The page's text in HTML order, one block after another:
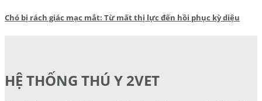
Chó bị rách giác mạc mắt: Từ mất thị lực đến hồi phục kỳ diệu
HỆ THỐNG THÚ Y 2VET